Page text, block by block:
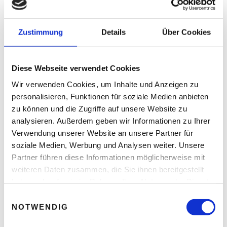
Zustimmung Details Über Cookies
Diese Webseite verwendet Cookies
Wir verwenden Cookies, um Inhalte und Anzeigen zu
personalisieren, Funktionen für soziale Medien anbieten
zu können und die Zugriffe auf unsere Website zu
analysieren. Außerdem geben wir Informationen zu Ihrer
Verwendung unserer Website an unsere Partner für
soziale Medien, Werbung und Analysen weiter. Unsere
Partner führen diese Informationen möglicherweise mit
weiteren Daten zusammen, die Sie ihnen bereitgestellt
NOTWENDIG
KOMMENTAR SPEICHERN.
Recent Posts
Wirtschaft